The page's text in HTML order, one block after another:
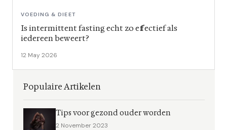
VOEDING & DIEET
Is intermittent fasting echt zo effectief als
iedereen beweert?
12 May 2026
Populaire Artikelen
Tips voor gezond ouder worden
2 November 2023